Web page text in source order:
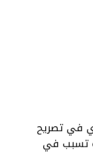
في تصريح
تسبب في